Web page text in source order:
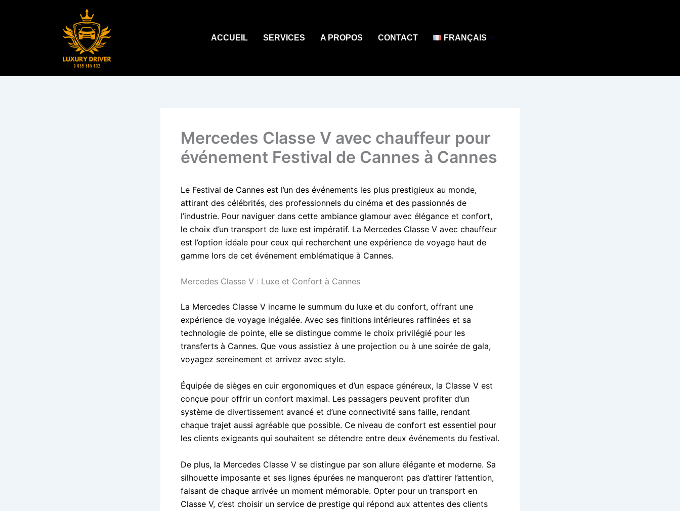
ACCUEIL SERVICES A PROPOS CONTACT FRANÇAIS
Mercedes Classe V avec chauffeur pour
événement Festival de Cannes à Cannes
Le Festival de Cannes est l’un des événements les plus prestigieux au monde,
attirant des célébrités, des professionnels du cinéma et des passionnés de
l’industrie. Pour naviguer dans cette ambiance glamour avec élégance et confort,
le choix d’un transport de luxe est impératif. La Mercedes Classe V avec chauffeur
est l’option idéale pour ceux qui recherchent une expérience de voyage haut de
gamme lors de cet événement emblématique à Cannes.
Mercedes Classe V : Luxe et Confort à Cannes
La Mercedes Classe V incarne le summum du luxe et du confort, offrant une
expérience de voyage inégalée. Avec ses finitions intérieures raffinées et sa
technologie de pointe, elle se distingue comme le choix privilégié pour les
transferts à Cannes. Que vous assistiez à une projection ou à une soirée de gala,
voyagez sereinement et arrivez avec style.
Équipée de sièges en cuir ergonomiques et d’un espace généreux, la Classe V est
conçue pour offrir un confort maximal. Les passagers peuvent profiter d’un
système de divertissement avancé et d’une connectivité sans faille, rendant
chaque trajet aussi agréable que possible. Ce niveau de confort est essentiel pour
les clients exigeants qui souhaitent se détendre entre deux événements du festival.
De plus, la Mercedes Classe V se distingue par son allure élégante et moderne. Sa
silhouette imposante et ses lignes épurées ne manqueront pas d’attirer l’attention,
faisant de chaque arrivée un moment mémorable. Opter pour un transport en
Classe V, c’est choisir un service de prestige qui répond aux attentes des clients